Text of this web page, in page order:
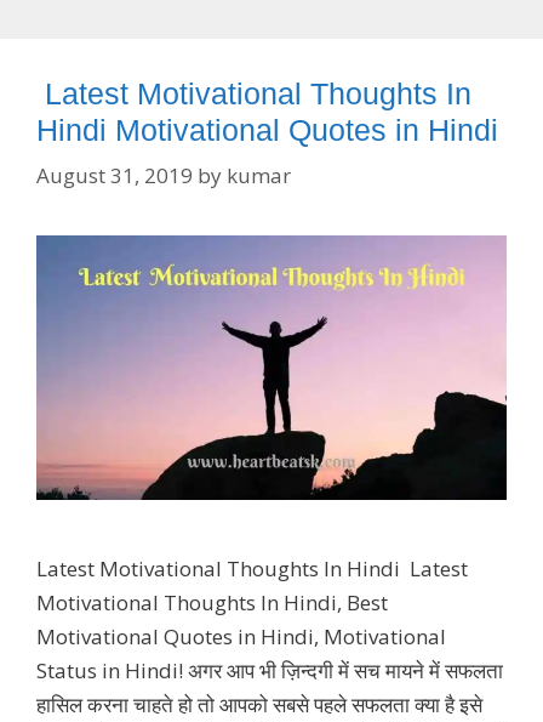
Latest Motivational Thoughts In
Hindi Motivational Quotes in Hindi
August 31, 2019 by kumar
Latest Motivational Thoughts In Hindi Latest
Motivational Thoughts In Hindi, Best
Motivational Quotes in Hindi, Motivational
Status in Hindi! अगर आप भी ज़िन्दगी में सच मायने में सफलता
हासिल करना चाहते हो तो आपको सबसे पहले सफलता क्या है इसे